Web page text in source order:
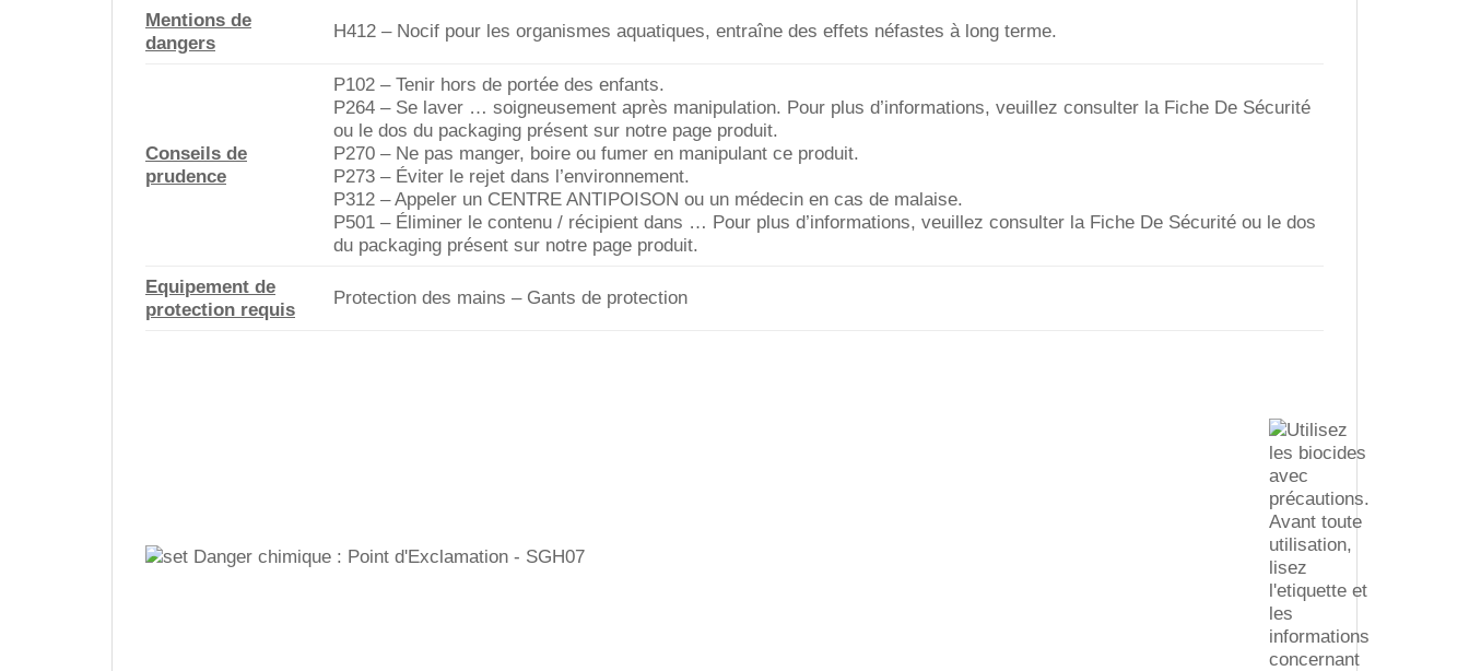
Mentions de
dangers
H412 – Nocif pour les organismes aquatiques, entraîne des effets néfastes à long terme.
Conseils de
prudence
P102 – Tenir hors de portée des enfants.
P264 – Se laver … soigneusement après manipulation. Pour plus d’informations, veuillez consulter la Fiche De Sécurité
ou le dos du packaging présent sur notre page produit.
P270 – Ne pas manger, boire ou fumer en manipulant ce produit.
P273 – Éviter le rejet dans l’environnement.
P312 – Appeler un CENTRE ANTIPOISON ou un médecin en cas de malaise.
P501 – Éliminer le contenu / récipient dans … Pour plus d’informations, veuillez consulter la Fiche De Sécurité ou le dos
du packaging présent sur notre page produit.
Equipement de
protection requis
Protection des mains – Gants de protection